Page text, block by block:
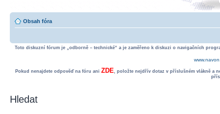
Obsah fóra
Toto diskuzní fórum je „odborně – technické“ a je zaměřeno k diskuzi o navigačních
Pokud nenajdete odpověď na fóru ani ZDE, položte nejdřív dotaz v příslušném vlákně a
Hledat